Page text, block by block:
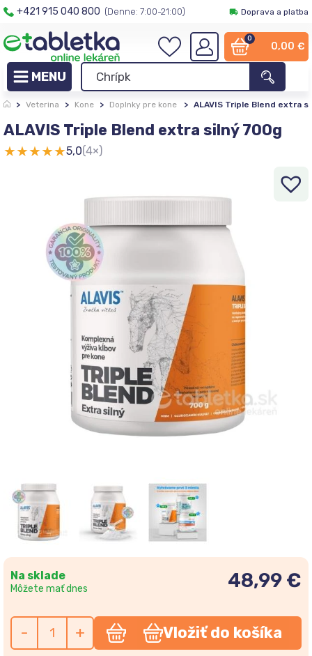
+421 915 040 800 (Denne: 7:00-21:00) Doprava a platba
0
0,00 €
> Veterina > Kone > Doplnky pre kone > ALAVIS Triple Blend extra
ALAVIS Triple Blend extra silný 700g
★★★★★5,0(4×)
Na sklade
Môžete mať dnes 48,99 €
- + Vložiť do košíka